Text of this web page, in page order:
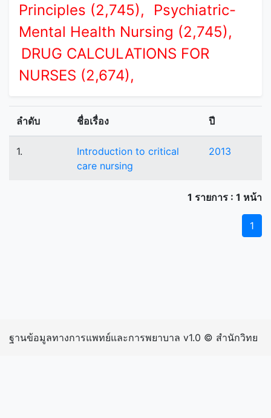
Principles (2,745),
Psychiatric-
Mental Health Nursing (2,745),
DRUG CALCULATIONS FOR
NURSES (2,674),
ลำดับ ชื่อเรื่อง ปี
1.
Introduction to critical
care nursing
2013
1 รายการ : 1 หน้า
1
ฐานข้อมูลทางการแพทย์และการพยาบาล v1.0 © สำนักวิทย